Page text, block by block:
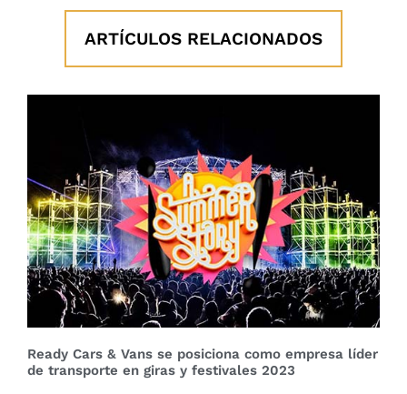
ARTÍCULOS RELACIONADOS
Ready Cars & Vans se posiciona como empresa líder
de transporte en giras y festivales 2023